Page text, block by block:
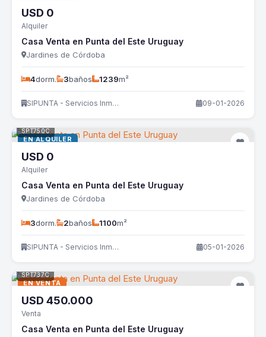
USD 0
Alquiler
Casa Venta en Punta del Este Uruguay
Jardines de Córdoba
4dorm. 3baños 1239m²
SIPUNTA - Servicios Inmobiliarios 09-01-2026
EN ALQUILER
SPT750C
USD 0
Alquiler
Casa Venta en Punta del Este Uruguay
Jardines de Córdoba
3dorm. 2baños 1100m²
SIPUNTA - Servicios Inmobiliarios 05-01-2026
EN VENTA
SPT737C
USD 450.000
Venta
Casa Venta en Punta del Este Uruguay